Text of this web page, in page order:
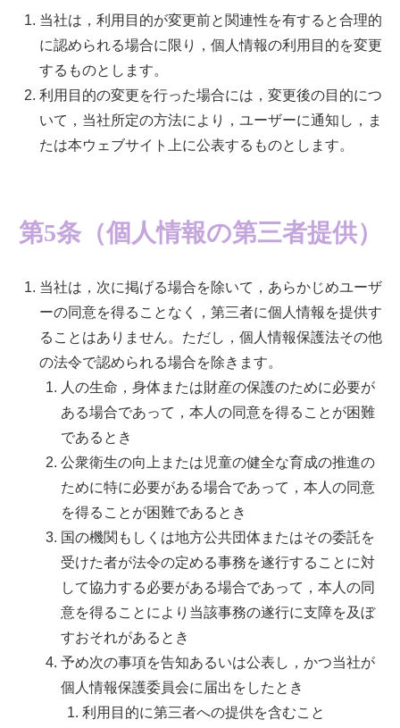
当社は，利用目的が変更前と関連性を有すると合理的
に認められる場合に限り，個人情報の利用目的を変更
するものとします。
利用目的の変更を行った場合には，変更後の目的につ
いて，当社所定の方法により，ユーザーに通知し，ま
たは本ウェブサイト上に公表するものとします。
第5条（個人情報の第三者提供）
当社は，次に掲げる場合を除いて，あらかじめユーザ
ーの同意を得ることなく，第三者に個人情報を提供す
ることはありません。ただし，個人情報保護法その他
の法令で認められる場合を除きます。
人の生命，身体または財産の保護のために必要が
ある場合であって，本人の同意を得ることが困難
であるとき
公衆衛生の向上または児童の健全な育成の推進の
ために特に必要がある場合であって，本人の同意
を得ることが困難であるとき
国の機関もしくは地方公共団体またはその委託を
受けた者が法令の定める事務を遂行することに対
して協力する必要がある場合であって，本人の同
意を得ることにより当該事務の遂行に支障を及ぼ
すおそれがあるとき
予め次の事項を告知あるいは公表し，かつ当社が
個人情報保護委員会に届出をしたとき
利用目的に第三者への提供を含むこと